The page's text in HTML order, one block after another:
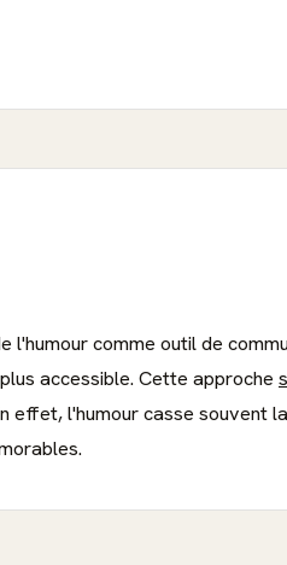
l'humour comme outil de
accessible. Cette approche
effet, l'humour casse souvent